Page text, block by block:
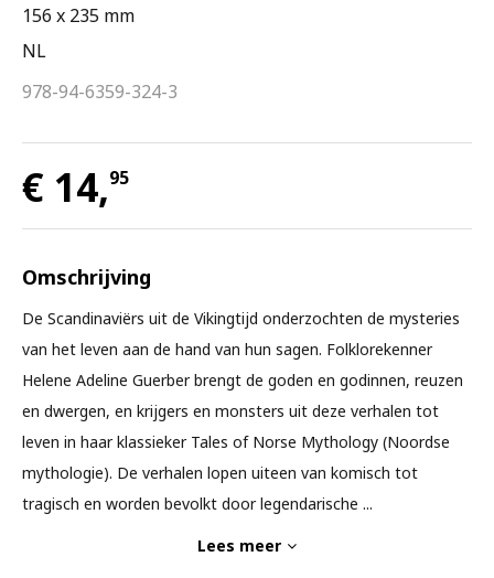
156 x 235 mm
NL
978-94-6359-324-3
€ 14,95
Omschrijving
De Scandinaviërs uit de Vikingtijd onderzochten de mysteries
van het leven aan de hand van hun sagen. Folklorekenner
Helene Adeline Guerber brengt de goden en godinnen, reuzen
en dwergen, en krijgers en monsters uit deze verhalen tot
leven in haar klassieker Tales of Norse Mythology (Noordse
mythologie). De verhalen lopen uiteen van komisch tot
tragisch en worden bevolkt door legendarische ...
Lees meer